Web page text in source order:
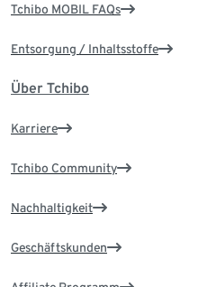
Tchibo MOBIL FAQs
Entsorgung / Inhaltsstoffe
Über Tchibo
Karriere
Tchibo Community
Nachhaltigkeit
Geschäftskunden